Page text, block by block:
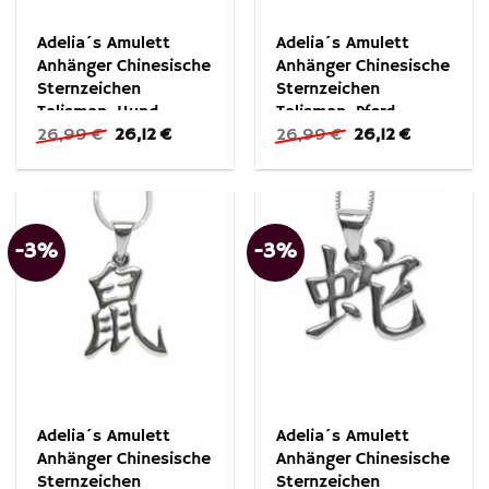
Adelia´s Amulett
Anhänger Chinesische
Sternzeichen
Talisman, Hund –
Bezeichnung: Gou,
26,99€ Ursprünglicher
war:
26,99 €
26,12€
ist:
Adelia´s Amulett
Anhänger Chinesische
Sternzeichen
Talisman, Pferd –
Bezeichnung: Mu,
26,99€ Ursprünglicher
war:
26,99 €
26,12€
ist:
-3%
Adelia´s Amulett
Anhänger Chinesische
Sternzeichen
-3%
Adelia´s Amulett
Anhänger Chinesische
Sternzeichen